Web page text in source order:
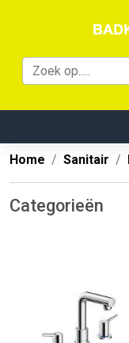
Home Sanitair
Categorieën